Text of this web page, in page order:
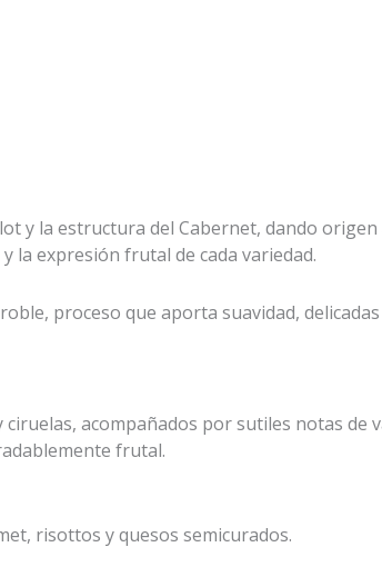
y la estructura del Cabernet, dando
la expresión frutal de cada variedad.
proceso que aporta suavidad,
acompañados por sutiles notas de
frutal.
risottos y quesos semicurados.